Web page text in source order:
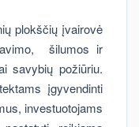
plokščių įvairovė
šilumos ir
savybių požiūriu.
įgyvendinti
investuotojams